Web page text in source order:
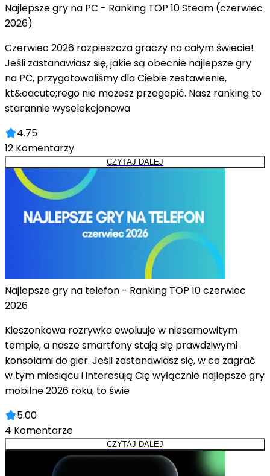
Najlepsze gry na PC - Ranking TOP 10 Steam (czerwiec
2026)
Czerwiec 2026 rozpieszcza graczy na całym świecie!
Jeśli zastanawiasz się, jakie są obecnie najlepsze gry
na PC, przygotowaliśmy dla Ciebie zestawienie,
kt&oacute;rego nie możesz przegapić. Nasz ranking to
starannie wyselekcjonowa
4.75
12 Komentarzy
CZYTAJ DALEJ
Najlepsze gry na telefon - Ranking TOP 10 czerwiec
2026
Kieszonkowa rozrywka ewoluuje w niesamowitym
tempie, a nasze smartfony stają się prawdziwymi
konsolami do gier. Jeśli zastanawiasz się, w co zagrać
w tym miesiącu i interesują Cię wyłącznie najlepsze gry
mobilne 2026 roku, to świe
5.00
4 Komentarze
CZYTAJ DALEJ